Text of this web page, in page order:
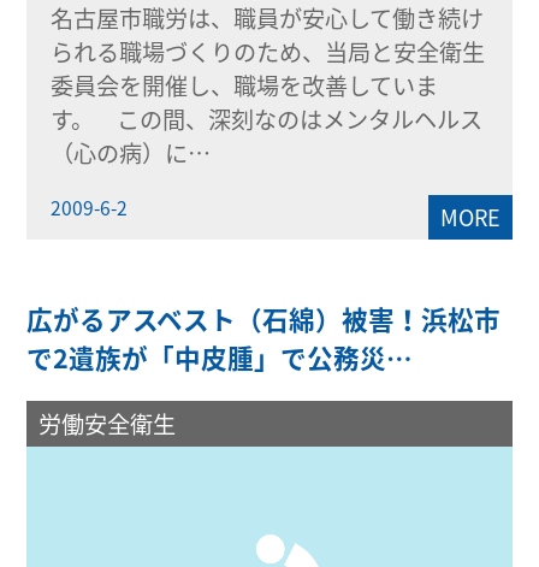
名古屋市職労は、職員が安心して働き続け
られる職場づくりのため、当局と安全衛生
委員会を開催し、職場を改善していま
す。 この間、深刻なのはメンタルヘルス
（心の病）に…
2009-6-2 MORE
広がるアスベスト（石綿）被害！浜松市
で2遺族が「中皮腫」で公務災…
労働安全衛生